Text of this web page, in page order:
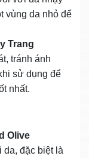
vùng da nhỏ để
Trang
tránh ánh
sử dụng để
nhất.
Olive
đặc biệt là